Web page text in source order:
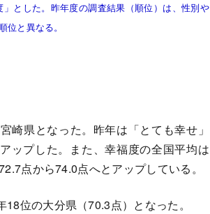
とした。昨年度の調査結果（順位）は、性別や
と異なる。
崎県となった。昨年は「とても幸せ」
ップした。また、幸福度の全国平均は
点から74.0点へとアップしている。
位の大分県（70.3点）となった。